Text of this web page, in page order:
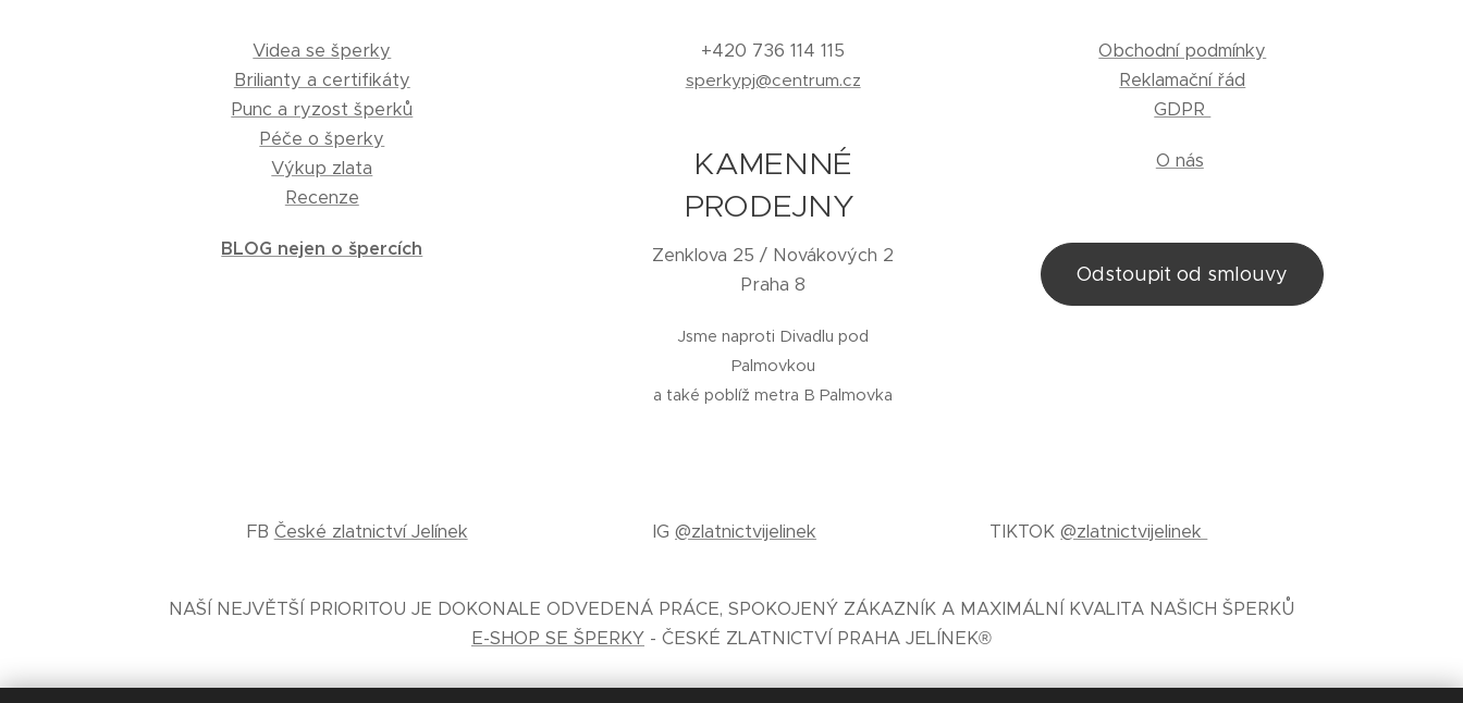
Videa se šperky
Brilianty a certifikáty
Punc a ryzost šperků
Péče o šperky
Výkup zlata
Recenze
BLOG nejen o špercích
+420 736 114 115
sperkypj@centrum.cz
KAMENNÉ
PRODEJNY
Zenklova 25 / Novákových 2
Praha 8
Jsme naproti Divadlu pod
Palmovkou
a také poblíž metra B Palmovka
Obchodní podmínky
Reklamační řád
GDPR
O nás
Odstoupit od smlouvy
FB České zlatnictví Jelínek IG @zlatnictvijelinek TIKTOK@zlatnictvijelinek
NAŠÍ NEJVĚTŠÍ PRIORITOU JE DOKONALE ODVEDENÁ PRÁCE, SPOKOJENÝ ZÁKAZNÍK A MAXIMÁLNÍ KVALITA NAŠICH ŠPERKŮ
E-SHOP SE ŠPERKY - ČESKÉ ZLATNICTVÍ PRAHA JELÍNEK®